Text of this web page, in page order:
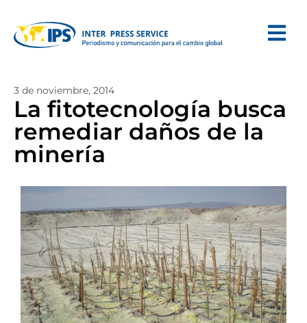
3 de noviembre, 2014
La fitotecnología busca
remediar daños de la
minería